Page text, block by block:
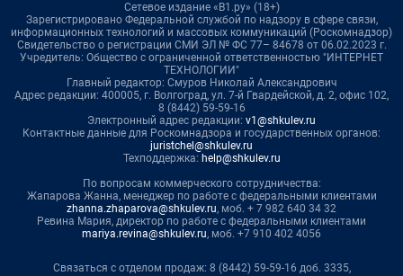
Сетевое издание «В1.ру» (18+)
Зарегистрировано Федеральной службой по надзору в сфере связи,
информационных технологий и массовых коммуникаций (Роскомнадзор)
Свидетельство о регистрации СМИ ЭЛ № ФС 77– 84678 от 06.02.2023 г.
Учредитель: Общество с ограниченной ответственностью "ИНТЕРНЕТ
ТЕХНОЛОГИИ"
Главный редактор: Смуров Николай Александрович
Адрес редакции: 400005, г. Волгоград, ул. 7-й Гвардейской, д. 2, офис 102,
8 (8442) 59-59-16
Электронный адрес редакции: v1@shkulev.ru
Контактные данные для Роскомнадзора и государственных органов:
juristchel@shkulev.ru
Техподдержка: help@shkulev.ru
По вопросам коммерческого сотрудничества:
Жапарова Жанна, менеджер по работе с федеральными клиентами
zhanna.zhaparova@shkulev.ru, моб. + 7 982 640 34 32
Ревина Мария, директор по работе с федеральными клиентами
mariya.revina@shkulev.ru, моб. +7 910 402 4056
Связаться с отделом продаж: 8 (8442) 59-59-16 доб. 3335,